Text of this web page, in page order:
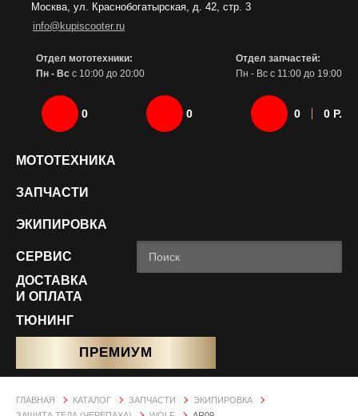
Москва, ул. Краснобогатырская, д. 42, стр. 3
info@kupiscooter.ru
Отдел мототехники:
Пн - Вс с 10:00 до 20:00
Отдел запчастей:
Пн - Вс с 11:00 до 19:00
0 0 0 0 Р.
МОТОТЕХНИКА
ЗАПЧАСТИ
ЭКИПИРОВКА
СЕРВИС
ДОСТАВКА
И ОПЛАТА
ТЮНИНГ
ПРЕМИУМ
ГЛАВНАЯ КАТАЛОГ ЗАПЧАСТИ
ЭКИПИРОВКА